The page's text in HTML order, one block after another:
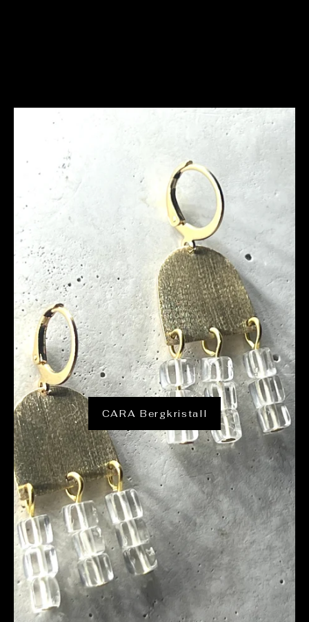
CARA Bergkristall